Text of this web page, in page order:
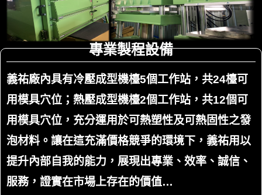
專業製程設備
義祐廠內具有冷壓成型機檯5個工作站，共24檯可
用模具穴位；熱壓成型機檯2個工作站，共12個可
用模具穴位，充分運用於可熱塑性及可熱固性之發
泡材料。讓在這充滿價格競爭的環境下，義祐用以
提升內部自我的能力，展現出專業、效率、誠信、
服務，證實在市場上存在的價值…